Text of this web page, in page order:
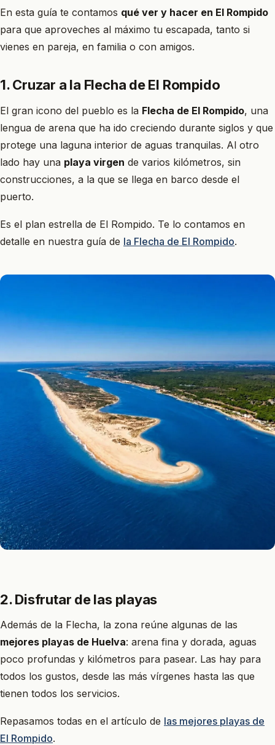
En esta guía te contamos qué ver y hacer en El Rompido
para que aproveches al máximo tu escapada, tanto si
vienes en pareja, en familia o con amigos.
1. Cruzar a la Flecha de El Rompido
El gran icono del pueblo es la Flecha de El Rompido, una
lengua de arena que ha ido creciendo durante siglos y que
protege una laguna interior de aguas tranquilas. Al otro
lado hay una playa virgen de varios kilómetros, sin
construcciones, a la que se llega en barco desde el
puerto.
Es el plan estrella de El Rompido. Te lo contamos en
detalle en nuestra guía de la Flecha de El Rompido.
2. Disfrutar de las playas
Además de la Flecha, la zona reúne algunas de las
mejores playas de Huelva: arena fina y dorada, aguas
poco profundas y kilómetros para pasear. Las hay para
todos los gustos, desde las más vírgenes hasta las que
tienen todos los servicios.
Repasamos todas en el artículo de las mejores playas de
El Rompido.